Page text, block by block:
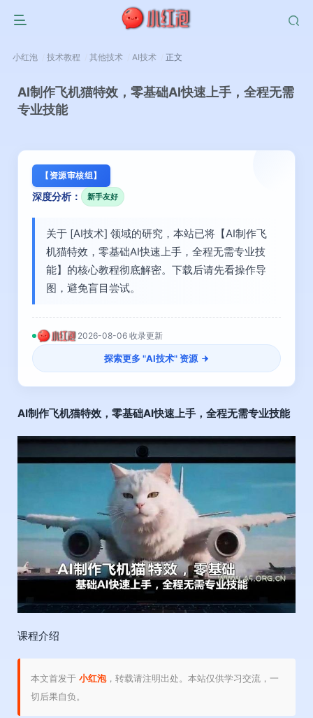
小红泡 技术教程 其他技术 AI技术 正文
AI制作飞机猫特效，零基础AI快速上手，全程无需
专业技能
【资源审核组】
深度分析： 新手友好
关于 [AI技术] 领域的研究，本站已将【AI制作飞
机猫特效，零基础AI快速上手，全程无需专业技
能】的核心教程彻底解密。下载后请先看操作导
图，避免盲目尝试。
2026-08-06 收录更新
探索更多 "AI技术" 资源
AI制作飞机猫特效，零基础AI快速上手，全程无需专业技能
课程介绍
本文首发于 小红泡，转载请注明出处。本站仅供学习交流，一
切后果自负。